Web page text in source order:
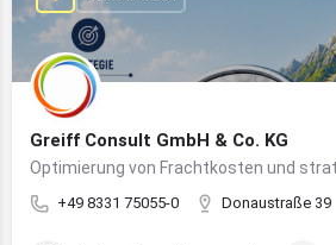
Greiff Consult GmbH & Co. KG
+49 8331 75055-0 Donaustraße 39